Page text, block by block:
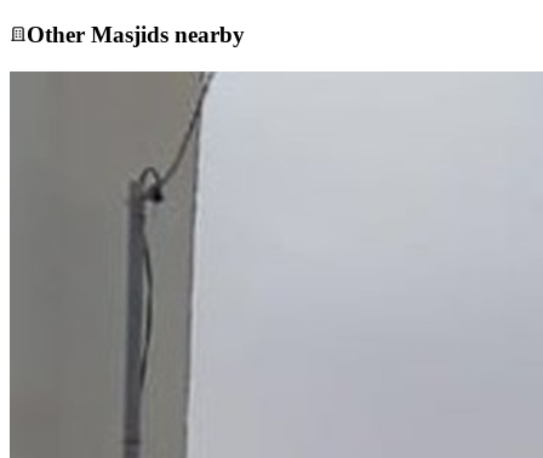
Other Masjids nearby